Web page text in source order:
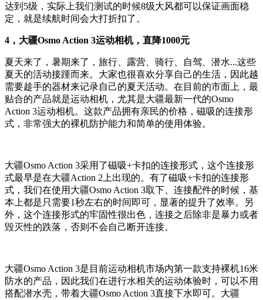
达到5级，实际上我们测试的时候8级大风都可以保证画面稳
定，就是续航时间会大打折扣了。
4，大疆Osmo Action 3运动相机，直降1000元
夏天来了，暑期来了，旅行、露营、骑行、自驾、潜水...这些
夏天的活动接踵而来。大家也很喜欢分享自己的生活，因此越
需要趁手的器材来记录自己的夏天活动。在目前的市面上，最
贴合的产品就是运动相机，尤其是大疆最新一代的Osmo
Action 3运动相机。这款产品拥有亲民的价格，磁吸的连接形
式，非常强大的裸机防护能力和简单的使用体验。
大疆Osmo Action 3采用了磁吸+卡扣的连接形式，这个连接形
式最早是在大疆Action 2上出现的。有了磁吸+卡扣的连接形
式，我们在使用大疆Osmo Action 3取下、连接配件的时候，基
本上都是只需要1秒左右的时间即可，显著的提升了效率。另
外，这个连接形式的牢固性很出色，连接之后除非是暴力或者
毁灭性的跌落，否则不会自己断开连接。
大疆Osmo Action 3是目前运动相机市场内第一款支持裸机16米
防水的产品，因此我们在进行水相关的运动体验时，可以不用
搭配潜水壳，带着大疆Osmo Action 3直接下水即可。大疆